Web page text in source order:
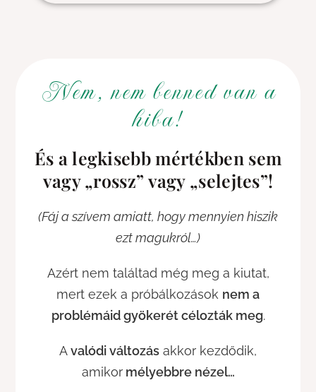
Nem, nem benned van a
hiba!
És a legkisebb mértékben sem
vagy „rossz” vagy „selejtes”!
(Fáj a szívem amiatt, hogy mennyien hiszik
ezt magukról…)
Azért nem találtad még meg a kiutat,
mert ezek a próbálkozások nem a
problémáid gyökerét célozták meg.
Avalódi változás akkor kezdődik,
amikormélyebbre nézel…